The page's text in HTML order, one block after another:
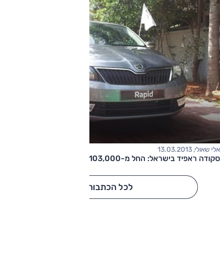
אלי שאולי, 13.03.2013
סקודה ראפיד בישראל: החל מ-103,000 שקלים
לכל הכתבות